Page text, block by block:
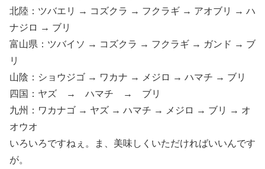
北陸：ツバエリ → コズクラ → フクラギ → アオブリ → ハ
ナジロ → ブリ
富山県：ツバイソ → コズクラ → フクラギ → ガンド → ブ
リ
山陰：ショウジゴ → ワカナ → メジロ → ハマチ → ブリ
四国：ヤズ → ハマチ → ブリ
九州：ワカナゴ → ヤズ → ハマチ → メジロ → ブリ → オ
オウオ
いろいろですねぇ。ま、美味しくいただければいいんです
が。